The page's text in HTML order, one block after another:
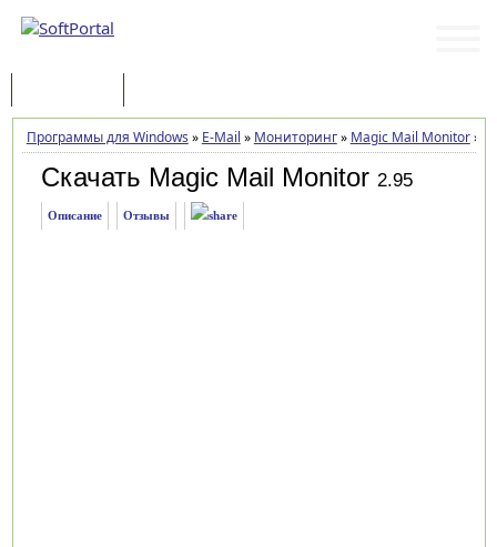
Программы для Windows » E-Mail » Мониторинг» Magic Mail Monitor»
Скачать Magic Mail Monitor 2.95
Описание Отзывы